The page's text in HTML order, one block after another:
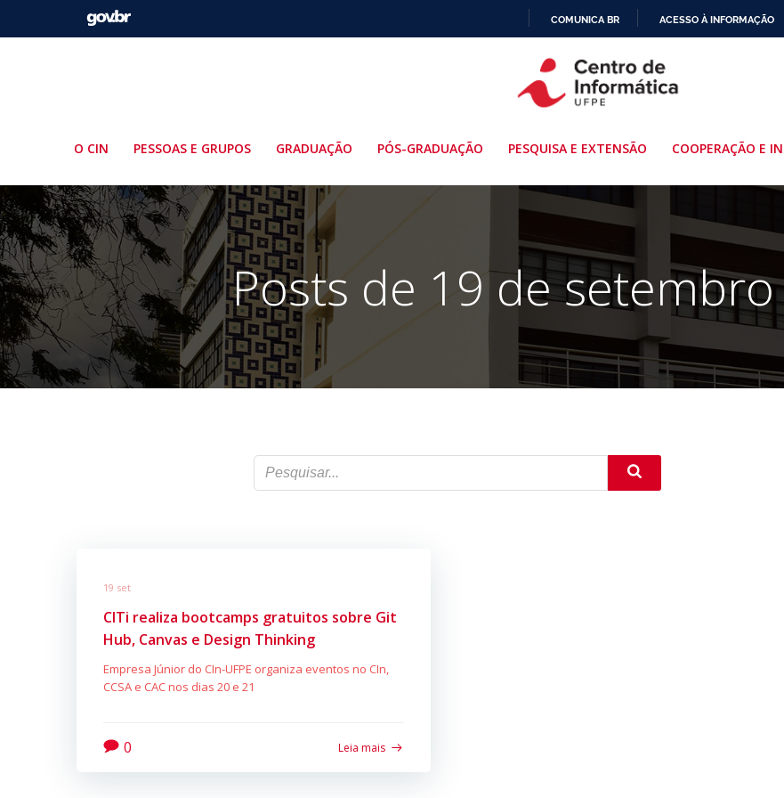
PARA
O
COMUNICA BR ACESSO À INFORMAÇÃO
O CIN PESSOAS E GRUPOS GRADUAÇÃO PÓS-GRADUAÇÃO PESQUISA E EXTENSÃO COOPERAÇÃO E
Posts de 19 de
19 set
CITi realiza bootcamps gratuitos sobre Git
Hub, Canvas e Design Thinking
Empresa Júnior do CIn-UFPE organiza eventos no CIn,
CCSA e CAC nos dias 20 e 21
0 Leia mais